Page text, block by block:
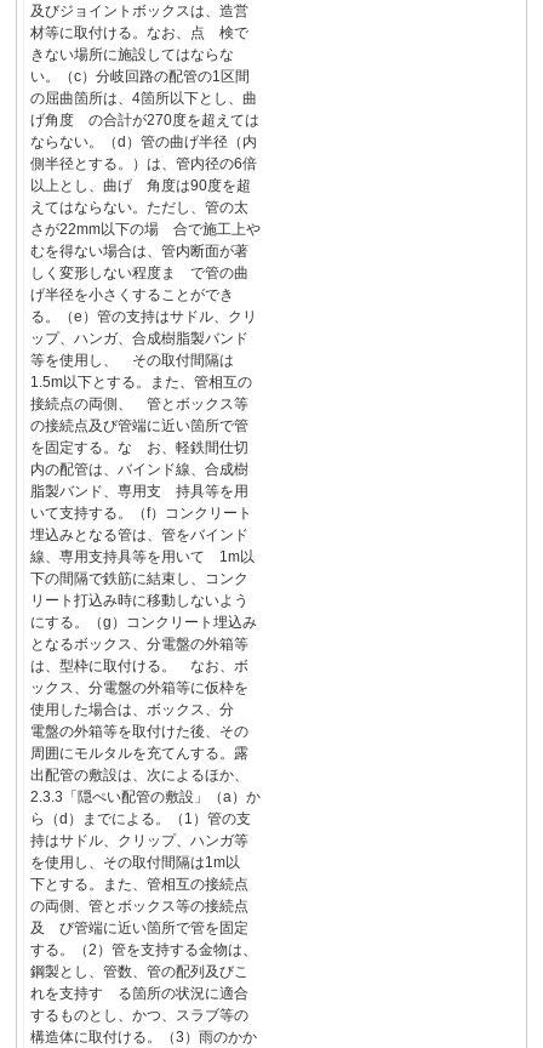
及びジョイントボックスは、造営
材等に取付ける。なお、点 検で
きない場所に施設してはならな
い。（c）分岐回路の配管の1区間
の屈曲箇所は、4箇所以下とし、曲
げ角度 の合計が270度を超えては
ならない。（d）管の曲げ半径（内
側半径とする。）は、管内径の6倍
以上とし、曲げ 角度は90度を超
えてはならない。ただし、管の太
さが22mm以下の場 合で施工上や
むを得ない場合は、管内断面が著
しく変形しない程度ま で管の曲
げ半径を小さくすることができ
る。（e）管の支持はサドル、クリ
ップ、ハンガ、合成樹脂製バンド
等を使用し、 その取付間隔は
1.5m以下とする。また、管相互の
接続点の両側、 管とボックス等
の接続点及び管端に近い箇所で管
を固定する。な お、軽鉄間仕切
内の配管は、バインド線、合成樹
脂製バンド、専用支 持具等を用
いて支持する。（f）コンクリート
埋込みとなる管は、管をバインド
線、専用支持具等を用いて 1m以
下の間隔で鉄筋に結束し、コンク
リート打込み時に移動しないよう
にする。（g）コンクリート埋込み
となるボックス、分電盤の外箱等
は、型枠に取付ける。 なお、ボ
ックス、分電盤の外箱等に仮枠を
使用した場合は、ボックス、分
電盤の外箱等を取付けた後、その
周囲にモルタルを充てんする。露
出配管の敷設は、次によるほか、
2.3.3「隠ぺい配管の敷設」（a）か
ら（d）までによる。（1）管の支
持はサドル、クリップ、ハンガ等
を使用し、その取付間隔は1m以
下とする。また、管相互の接続点
の両側、管とボックス等の接続点
及 び管端に近い箇所で管を固定
する。（2）管を支持する金物は、
鋼製とし、管数、管の配列及びこ
れを支持す る箇所の状況に適合
するものとし、かつ、スラブ等の
構造体に取付ける。（3）雨のかか